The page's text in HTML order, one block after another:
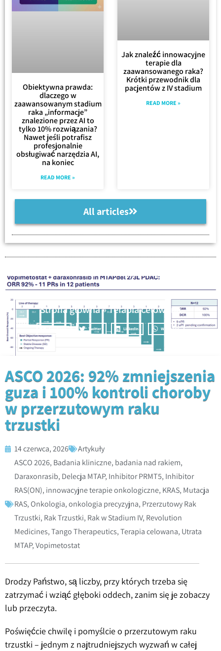
Obiektywna prawda:
dlaczego w
zaawansowanym stadium
raka „informacje”
znalezione przez AI to
tylko 10% rozwiązania?
Nawet jeśli potrafisz
profesjonalnie
obsługiwać narzędzia AI,
na koniec
READ MORE »
Jak znaleźć innowacyjne
terapie dla
zaawansowanego raka?
Krótki przewodnik dla
pacjentów z IV stadium
READ MORE »
All articles
Strona główna»Terapia celowana
Twitter LinkedIn WhatsApp
ASCO 2026: 92% zmniejszenia
guza i 100% kontroli choroby
w przerzutowym raku
trzustki
14 czerwca, 2026
Artykuły
ASCO 2026, Badania kliniczne, badania nad rakiem,
Daraxonrasib, Delecja MTAP, Inhibitor PRMT5, Inhibitor
RAS(ON), innowacyjne terapie onkologiczne, KRAS, Mutacja
RAS, Onkologia,onkologia precyzyjna, Przerzutowy Rak
Trzustki, Rak Trzustki, Rak w Stadium IV, Revolution
Medicines,Tango Therapeutics,Terapia celowana, Utrata
MTAP,Vopimetostat
Drodzy Państwo, są liczby, przy których trzeba się
zatrzymać i wziąć głęboki oddech, zanim się je zobaczy
lub przeczyta.
Poświęćcie chwilę i pomyślcie o przerzutowym raku
trzustki – jednym z najtrudniejszych wyzwań w całej